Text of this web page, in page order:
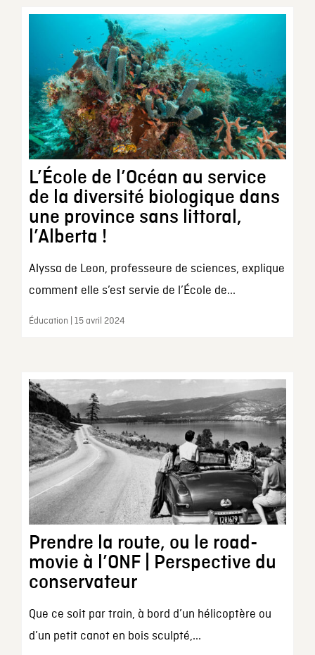
L’École de l’Océan au service
de la diversité biologique dans
une province sans littoral,
l’Alberta !
Alyssa de Leon, professeure de sciences, explique
comment elle s’est servie de l’École de...
Éducation | 15 avril 2024
Prendre la route, ou le road-
movie à l’ONF | Perspective du
conservateur
Que ce soit par train, à bord d’un hélicoptère ou
d’un petit canot en bois sculpté,...